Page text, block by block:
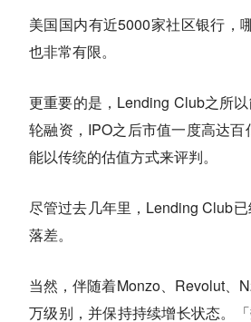
美国国内有近5000家社区银行，
也非常有限。
更重要的是，Lending Club之所
轮融资，IPO之后市值一度高达
能以传统的估值方式来评判。
尽管过去几年里，Lending Club
落差。
当然，伴随着Monzo、Revolut、
万级别，并保持持续增长状态。